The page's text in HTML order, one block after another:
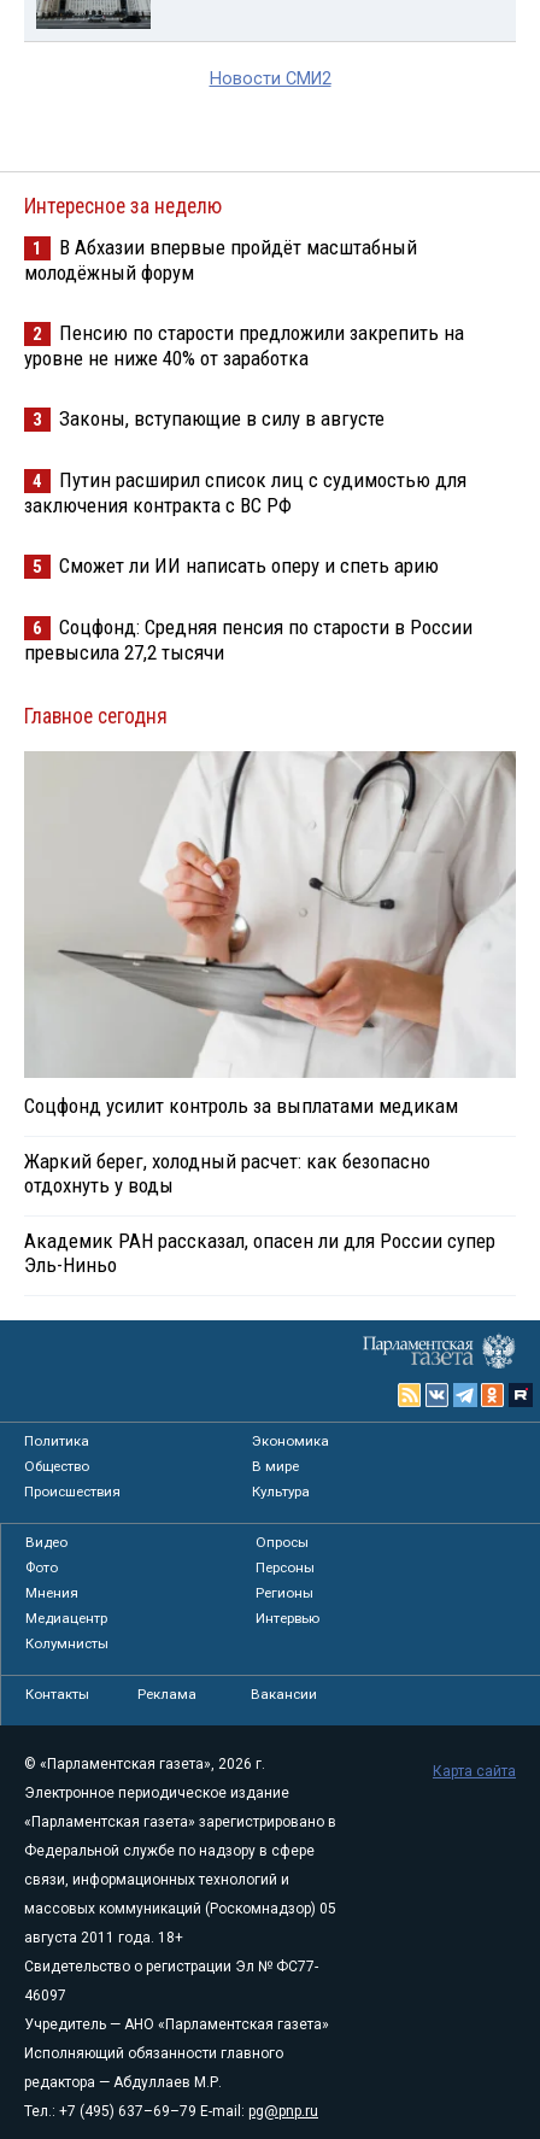
Новости СМИ2
Интересное за неделю
1
В Абхазии впервые пройдёт масштабный
молодёжный форум
2
Пенсию по старости предложили закрепить на
уровне не ниже 40% от заработка
3 Законы, вступающие в силу в августе
4
Путин расширил список лиц с судимостью для
заключения контракта с ВС РФ
5 Сможет ли ИИ написать оперу и спеть арию
6
Соцфонд: Средняя пенсия по старости в России
превысила 27,2 тысячи
Главное сегодня
Соцфонд усилит контроль за выплатами медикам
Жаркий берег, холодный расчет: как безопасно
отдохнуть у воды
Академик РАН рассказал, опасен ли для России супер
Эль-Ниньо
Политика
Экономика
Общество
В мире
Происшествия
Культура
Видео
Опросы
Фото
Персоны
Мнения
Регионы
Медиацентр
Интервью
Колумнисты
Контакты Реклама Вакансии
© «Парламентская газета», 2026 г.
Электронное периодическое издание
«Парламентская газета» зарегистрировано в
Федеральной службе по надзору в сфере
связи, информационных технологий и
массовых коммуникаций (Роскомнадзор) 05
августа 2011 года. 18+
Свидетельство о регистрации Эл № ФС77-
46097
Учредитель — АНО «Парламентская газета»
Исполняющий обязанности главного
редактора — Абдуллаев М.Р.
Тел.: +7 (495) 637–69–79 E-mail: pg@pnp.ru
Карта сайта